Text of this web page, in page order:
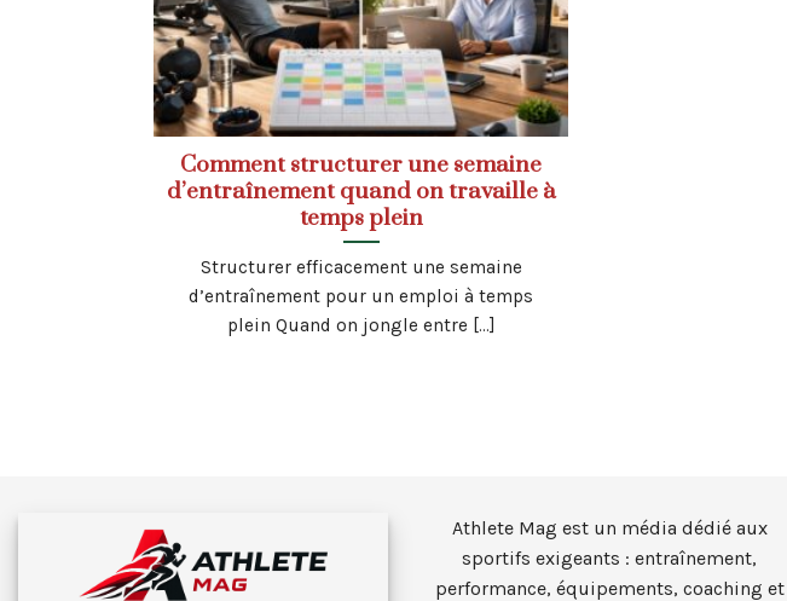
Comment structurer une semaine
d’entraînement quand on travaille à
temps plein
Structurer efficacement une semaine
d’entraînement pour un emploi à temps
plein Quand on jongle entre [...]
Athlete Mag est un média dédié aux
sportifs exigeants : entraînement,
performance, équipements, coaching et